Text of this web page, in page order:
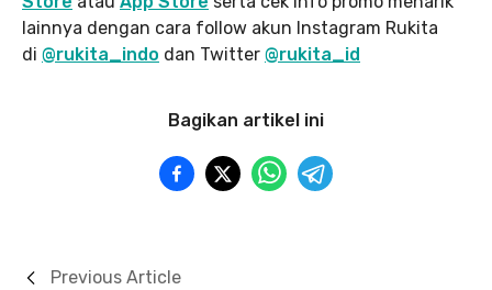
lainnya dengan cara follow akun Instagram Rukita
di @rukita_indo dan Twitter @rukita_id
Bagikan artikel ini
Previous Article